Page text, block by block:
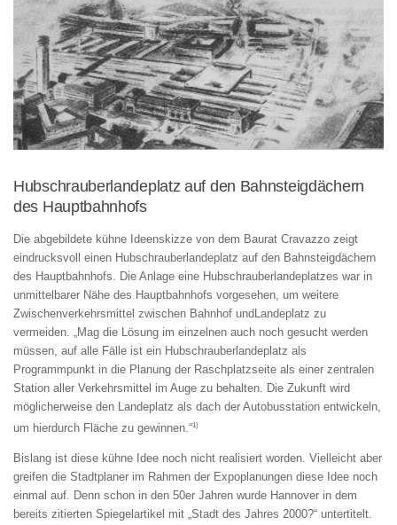
Hubschrauberlandeplatz auf den Bahnsteigdächern
des Hauptbahnhofs
Die abgebildete kühne Ideenskizze von dem Baurat Cravazzo zeigt
eindrucksvoll einen Hubschrauberlandeplatz auf den Bahnsteigdächern
des Hauptbahnhofs. Die Anlage eine Hubschrauberlandeplatzes war in
unmittelbarer Nähe des Hauptbahnhofs vorgesehen, um weitere
Zwischenverkehrsmittel zwischen Bahnhof undLandeplatz zu
vermeiden. „Mag die Lösung im einzelnen auch noch gesucht werden
müssen, auf alle Fälle ist ein Hubschrauberlandeplatz als
Programmpunkt in die Planung der Raschplatzseite als einer zentralen
Station aller Verkehrsmittel im Auge zu behalten. Die Zukunft wird
möglicherweise den Landeplatz als dach der Autobusstation entwickeln,
um hierdurch Fläche zu gewinnen.“1)
Bislang ist diese kühne Idee noch nicht realisiert worden. Vielleicht aber
greifen die Stadtplaner im Rahmen der Expoplanungen diese Idee noch
einmal auf. Denn schon in den 50er Jahren wurde Hannover in dem
bereits zitierten Spiegelartikel mit „Stadt des Jahres 2000?“ untertitelt.